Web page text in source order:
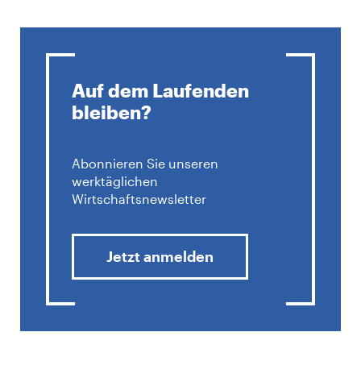
Auf dem Laufenden
bleiben?
Abonnieren Sie unseren
werktäglichen
Wirtschaftsnewsletter
Jetzt anmelden